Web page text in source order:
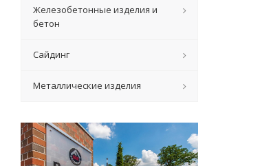
Железобетонные изделия и
бетон
Сайдинг
Металлические изделия